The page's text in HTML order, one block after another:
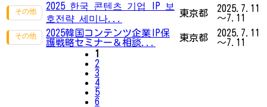
2025 한국 콘텐츠 기업 IP 보
호전략 세미나...
東京都
2025.7.11
～7.11
2025韓国コンテンツ企業IP保
護戦略セミナー＆相談...
東京都
2025.7.11
～7.11
1
2
3
4
5
6